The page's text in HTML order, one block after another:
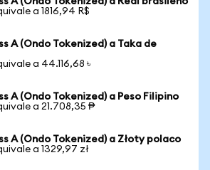
a 1816,94 R$
A (Ondo Tokenized) a Taka de
a 44.116,68 ৳
A (Ondo Tokenized) a Peso Filipino
a 21.708,35 ₱
A (Ondo Tokenized) a Złoty polaco
a 1329,97 zł